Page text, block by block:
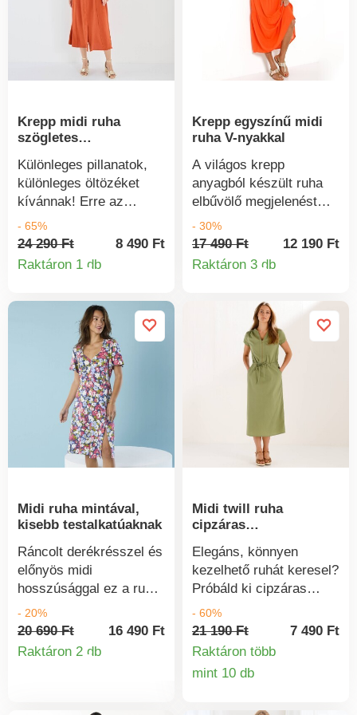
Krepp midi ruha
szögletes
Különleges pillanatok,
különleges öltözéket
kívánnak! Erre az
alkalomra egy hosszú,
szögletes nyakkivágású
ruhát készítettünk.
Széles pántok.
Szögletes nyakkivágás
bijoux díszítéssel. Eleje
strukturált szabású a
hosszabbító hatásért.
Derékban kivágás. Hátul
békapánt a testhezálló
hatásért. Szélesebb alsó
rész. Felül bélelt.
- 65%
24 290 Ft
8 490 Ft
Raktáron 1 dbTermékinformációk
Krepp egyszínű midi
ruha V-nyakkal
A világos krepp
anyagból készült ruha
elbűvölő megjelenést
kölcsönöz. Bő
szabásának
köszönhetően minden
szabású. V-nyakú.
Rövid ujjú. Mellkason
dobás. Magas derekú
szabás. Fodros aljú.
Mosógépben mosható.
- 30%
17 490 Ft
12 190 Ft
Raktáron 3 db
Midi ruha mintával,
kisebb testalkatúaknak
Ráncolt derékrésszel és
előnyös midi
hosszúsággal ez a ruha
kifejezetten alacsonyabb
alkatú hölgyek számára
lett tervezve. Midi
- 20%
20 690 Ft
16 490 Ft
Raktáron 2 dbTermékinformációk
Midi twill ruha
cipzáras
húzózsinóros derékkal
Elegáns, könnyen
kezelhető ruhát keresel?
Próbáld ki cipzáras
nyakkivágású
modellünket mosott
pamutból. Térd feletti
nyakkivágás, derékig
- 60%
21 190 Ft
7 490 Ft
Raktáron több
mint 10 db